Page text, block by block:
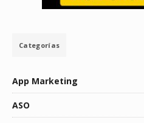
Categorías
App Marketing
ASO